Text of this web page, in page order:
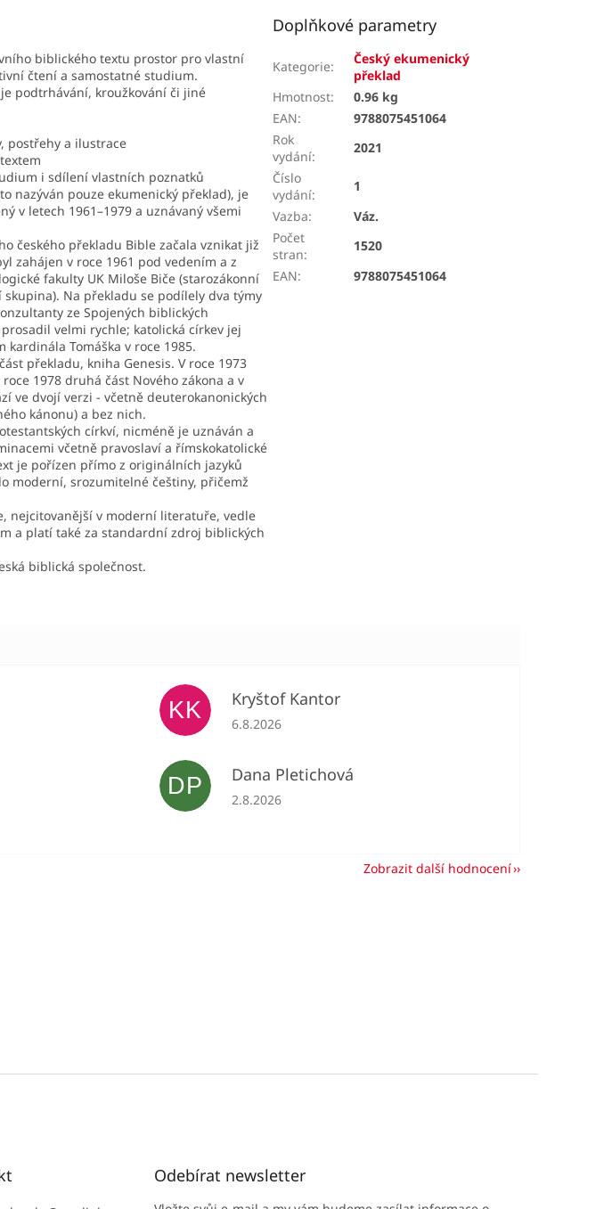
biblického textu prostor pro vlastní
čtení a samostatné studium.
podtrhávání, kroužkování či jiné
postřehy a ilustrace
i sdílení vlastních poznatků
nazýván pouze ekumenický překlad), je
v letech 1961–1979 a uznávaný všemi
českého překladu Bible začala vznikat již
zahájen v roce 1961 pod vedením a z
fakulty UK Miloše Biče (starozákonní
skupina). Na překladu se podílely dva týmy
ze Spojených biblických
velmi rychle; katolická církev jej
Tomáška v roce 1985.
překladu, kniha Genesis. V roce 1973
1978 druhá část Nového zákona a v
ve dvojí verzi - včetně deuterokanonických
kánonu) a bez nich.
církví, nicméně je uznáván a
včetně pravoslaví a římskokatolické
je pořízen přímo z originálních jazyků
moderní, srozumitelné češtiny, přičemž
nejcitovanější v moderní literatuře, vedle
a platí také za standardní zdroj biblických
biblická společnost.
Doplňkové parametry
Kategorie:
Český ekumenický
překlad
Hmotnost:
0.96 kg
EAN:
9788075451064
Rok
vydání:
2021
Číslo
vydání:
1
Vazba:
Váz.
Počet
stran:
1520
EAN: 9788075451064
5 hvězdiček. KK Kryštof Kantor
Hodnocení obchodu je 5 z 5 hvězdiček.
6.8.2026
5 hvězdiček. DP Dana Pletichová
Hodnocení obchodu je 5 z 5 hvězdiček.
2.8.2026
Zobrazit další hodnocení
Odebírat newsletter